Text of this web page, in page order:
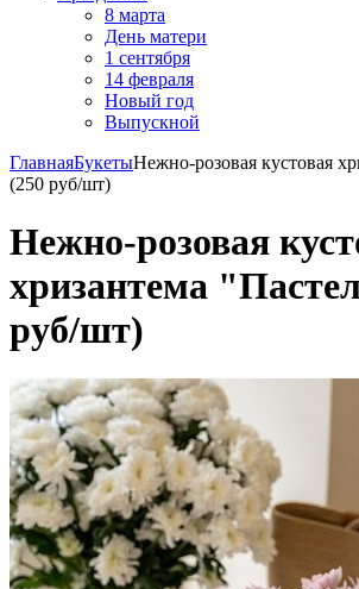
8 марта
День матери
1 сентября
14 февраля
Новый год
Выпускной
ГлавнаяБукетыНежно-розовая кустовая
(250 руб/шт)
Нежно-розовая
хризантема
руб/шт)